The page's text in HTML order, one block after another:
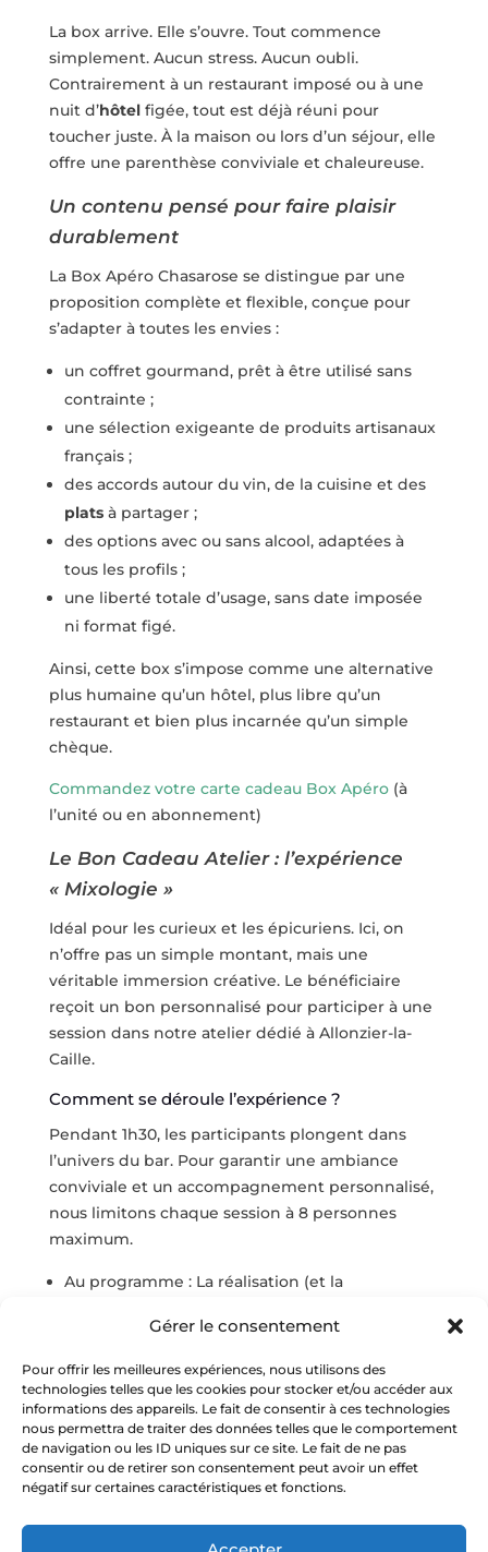
Gérer le consentement
Pour offrir les meilleures expériences, nous utilisons des
technologies telles que les cookies pour stocker et/ou accéder aux
informations des appareils. Le fait de consentir à ces technologies
nous permettra de traiter des données telles que le comportement
de navigation ou les ID uniques sur ce site. Le fait de ne pas
consentir ou de retirer son consentement peut avoir un effet
négatif sur certaines caractéristiques et fonctions.
La box arrive. Elle s’ouvre. Tout commence
simplement. Aucun stress. Aucun oubli.
Contrairement à un restaurant imposé ou à une
nuit d’hôtelfigée, tout est déjà réuni pour
toucher juste. À la maison ou lors d’un séjour, elle
offre une parenthèse conviviale et chaleureuse.
Un contenu pensé pour faire plaisir
durablement
La Box Apéro Chasarose se distingue par une
proposition complète et flexible, conçue pour
s’adapter à toutes les envies :
un coffret gourmand, prêt à être utilisé sans
contrainte ;
une sélection exigeante de produits artisanaux
français ;
des accords autour du vin, de la cuisine et des
platsà partager ;
des options avec ou sans alcool, adaptées à
tous les profils ;
une liberté totale d’usage, sans date imposée
ni format figé.
Ainsi, cette box s’impose comme une alternative
plus humaine qu’un hôtel, plus libre qu’un
restaurant et bien plus incarnée qu’un simple
chèque.
Commandez votre carte cadeau Box Apéro(à
l’unité ou en abonnement)
Le Bon Cadeau Atelier : l’expérience
« Mixologie »
Idéal pour les curieux et les épicuriens. Ici, on
n’offre pas un simple montant, mais une
véritable immersion créative. Le bénéficiaire
reçoit un bon personnalisé pour participer à une
session dans notre atelier dédié à Allonzier-la-
Caille.
Comment se déroule l’expérience ?
Pendant 1h30, les participants plongent dans
l’univers du bar. Pour garantir une ambiance
conviviale et un accompagnement personnalisé,
nous limitons chaque session à 8 personnes
maximum.
Au programme : La réalisation (et la
Le savoir-faire : On apprend à manier le shaker,
à équilibrer les alcools et les jus, et à décorer
ses verres comme un pro.
Le petit plus : C’est une activité concrète et
animée, parfaite pour une surprise
d’anniversaire ou à partager. Le bénéficiaire